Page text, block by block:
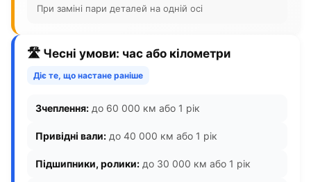
При заміні пари деталей на одній осі
🛣️ Чесні умови: час або кілометри
Діє те, що настане раніше
Зчеплення: до 60 000 км або 1 рік
Привідні вали: до 40 000 км або 1 рік
Підшипники, ролики: до 30 000 км або 1 рік